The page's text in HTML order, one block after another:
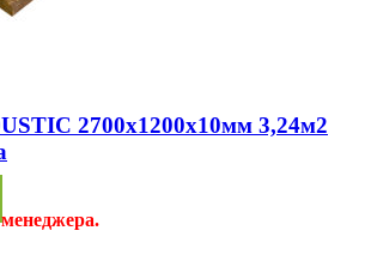
2700х1200х10мм 3,24м2